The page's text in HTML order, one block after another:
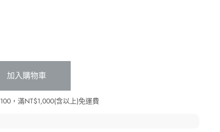
加入購物車
，滿NT$1,000(含以上)免運費